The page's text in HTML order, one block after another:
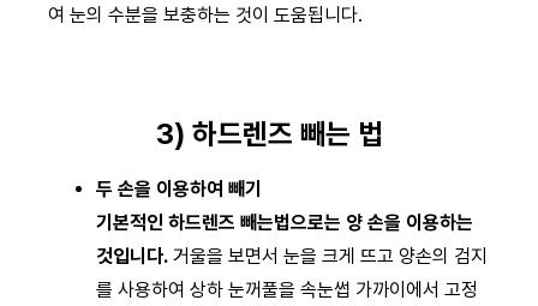
여 눈의 수분을 보충하는 것이 도움됩니다.
3) 하드렌즈 빼는 법
두 손을 이용하여 빼기
기본적인 하드렌즈 빼는법으로는 양 손을 이용하는
것입니다. 거울을 보면서 눈을 크게 뜨고 양손의 검지
를 사용하여 상하 눈꺼풀을 속눈썹 가까이에서 고정